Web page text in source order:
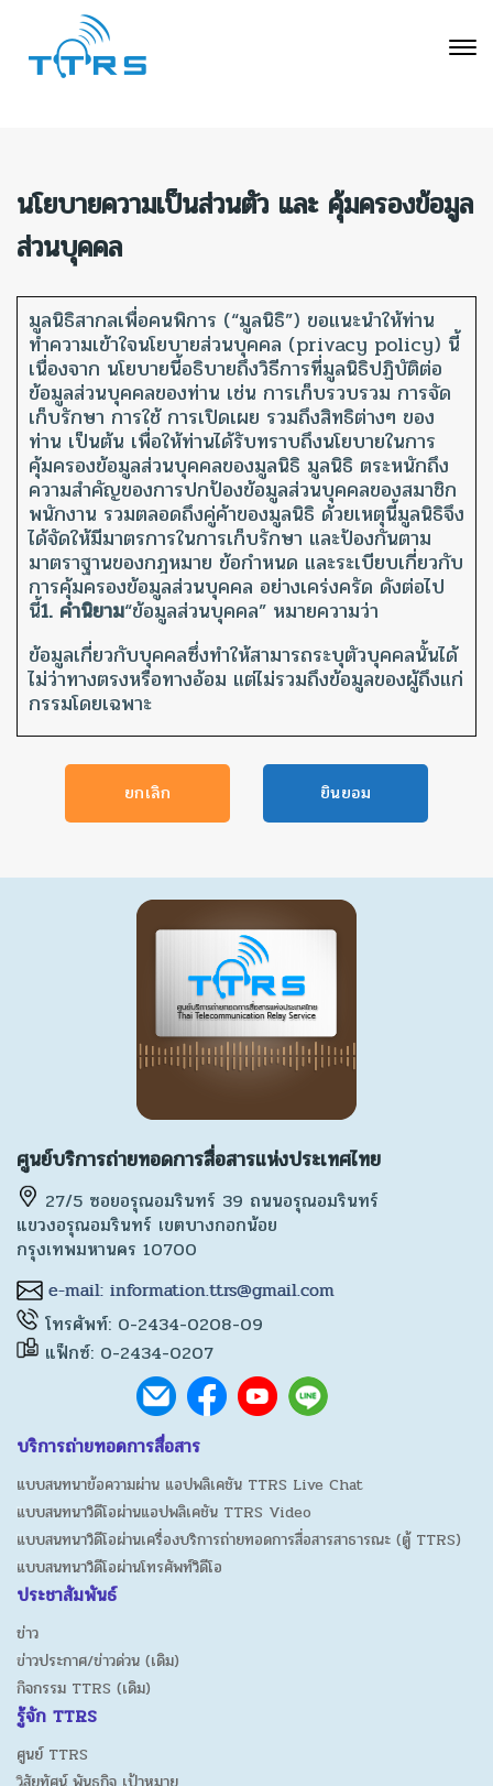
นโยบายความเป็นส่วนตัว และ คุ้มครองข้อมูล
ส่วนบุคคล
มูลนิธิสากลเพื่อคนพิการ (“มูลนิธิ”) ขอแนะนำให้ท่าน
ทำความเข้าใจนโยบายส่วนบุคคล (privacy policy) นี้
เนื่องจาก นโยบายนี้อธิบายถึงวิธีการที่มูลนิธิปฏิบัติต่อ
ข้อมูลส่วนบุคคลของท่าน เช่น การเก็บรวบรวม การจัด
เก็บรักษา การใช้ การเปิดเผย รวมถึงสิทธิต่างๆ ของ
ท่าน เป็นต้น เพื่อให้ท่านได้รับทราบถึงนโยบายในการ
คุ้มครองข้อมูลส่วนบุคคลของมูลนิธิ มูลนิธิ ตระหนักถึง
ความสำคัญของการปกป้องข้อมูลส่วนบุคคลของสมาชิก
พนักงาน รวมตลอดถึงคู่ค้าของมูลนิธิ ด้วยเหตุนี้มูลนิธิจึง
ได้จัดให้มีมาตรการในการเก็บรักษา และป้องกันตาม
มาตราฐานของกฎหมาย ข้อกำหนด และระเบียบเกี่ยวกับ
การคุ้มครองข้อมูลส่วนบุคคล อย่างเคร่งครัด ดังต่อไป
นี้1. คำนิยาม“ข้อมูลส่วนบุคคล” หมายความว่า
ข้อมูลเกี่ยวกับบุคคลซึ่งทำให้สามารถระบุตัวบุคคลนั้นได้
ไม่ว่าทางตรงหรือทางอ้อม แต่ไม่รวมถึงข้อมูลของผู้ถึงแก่
กรรมโดยเฉพาะ
บุคคลหรือนิติบุคคลซึ่งทำให้มีอำนาจหน้าที่ตัดสินใจเกี่ยว
กับการเก็บรวบรวม ใช้ หรือเปิดเผยข้อมูลส่วนบุคคล “ผู้
ส่วนบุคคล ทั้งนี้ บุคคลหรือนิติบุคคลซึ่งดำเนินการดัง
กล่าวไม่เป็นผู้ควบคุมข้อมูลส่วนบุคคล “เจ้าของข้อมูล”
หมายความว่า สมาชิก พนักงาน คู่ค้า ซึ่งเป็นบุคคล
ธรรมดา “บุคคล” หมายความว่า บุคคลธรรมดา
2. วัตถุประสงค์ในการจัดทำนโยบายการคุ้มครองข้อมูล
มูลนิธิจัดทำนโยบายการคุ้มครองข้อมูลส่วนบุคคลเพื่อ
คุ้มครองข้อมูลของสมาชิก พนักงาน รวมตลอดถึง คู่ค้า
ของมูลนิธิ ในการทำธุรกรรมต่าง ๆ กับมูลนิธิ ให้มีความ
ปลอดภัย น่าเชื่อถือ และเพื่อให้เจ้าของข้อมูลได้รับการ
คุ้มครองอย่างมีประสิทธิภาพและได้รับการป้องการ
การนำข้อมูลส่วนบุคคลของเจ้าของข้อมูลไปใช้โดยไม่ได้
รับอนุญาต อีกทั้งเพื่อให้มีการเยียวยาเจ้าของข้อมูลส่วน
บุคคตามกฎหมายที่เกี่ยวข้อง
3. การเก็บข้อมูลส่วนบุคคลอย่างจำกัด
การจัดเก็บรวบรวมข้อมูลส่วนบุคคลจะกระทำโดยมี
วัตถุประสงค์ ขอบเขต และใช้วิธีการที่ชอบด้วยกฎหมาย
และเป็นธรรม ในการเก็บรวบรวมและจัดเก็บข้อมูล
ตลอดจนเก็บรวบรวม และจัดเก็บข้อมูลส่วนบุคคลอย่าง
จำกัดเพียงเท่าที่จำเป็นแก่การให้บริการ หรือบริการด้วย
วิธีการทางอิเล็กทรอนิกส์อื่นใดภายใต้วัตถุประสงค์ของ
มูลนิธิเท่านั้น ทั้งนี้มูลนิธิจะดำเนินการให้เจ้าของข้อมูล
ของมูลนิธิ
มูลนิธิ ได้เก็บรวบรวมข้อมูลของท่านผ่าน 2 ช่องทาง
ได้แก่
1. ข้อมูลที่ท่านแสดงและส่งมอบให้กับมูลนิธิ
ยกเลิก
ศูนย์บริการถ่ายทอดการสื่อสารแห่งประเทศไทย
27/5 ซอยอรุณอมรินทร์ 39 ถนนอรุณอมรินทร์
แขวงอรุณอมรินทร์ เขตบางกอกน้อย
กรุงเทพมหานคร 10700
โทรศัพท์: 0-2434-0208-09
แฟ็กซ์: 0-2434-0207
บริการถ่ายทอดการสื่อสาร
แบบสนทนาข้อความผ่าน แอปพลิเคชัน TTRS Live Chat
แบบสนทนาวิดีโอผ่านแอปพลิเคชัน TTRS Video
แบบสนทนาวิดีโอผ่านเครื่องบริการถ่ายทอดการสื่อสารสาธารณะ (ตู้ TTRS)
แบบสนทนาวิดีโอผ่านโทรศัพท์วิดีโอ
ประชาสัมพันธ์
ข่าว
ข่าวประกาศ/ข่าวด่วน (เดิม)
กิจกรรม TTRS (เดิม)
รู้จัก TTRS
ศูนย์ TTRS